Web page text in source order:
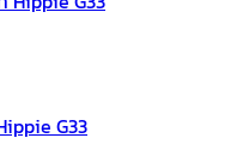
G33